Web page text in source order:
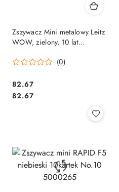
Zszywacz Mini metalowy Leitz
WOW, zielony, 10 lat
55281054
(0)
Cena:
82.67
Cena:
82.67